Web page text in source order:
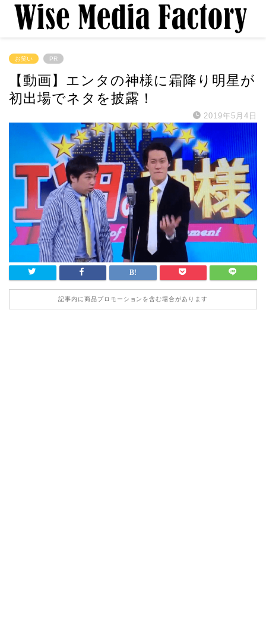
お笑い PR
【動画】エンタの神様に霜降り明星が
初出場でネタを披露！
2019年5月4日
記事内に商品プロモーションを含む場合があります